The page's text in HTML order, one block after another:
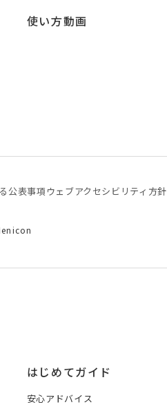
使い方動画
公表事項 ウェブアクセシビリティ方針
はじめてガイド
安心アドバイス